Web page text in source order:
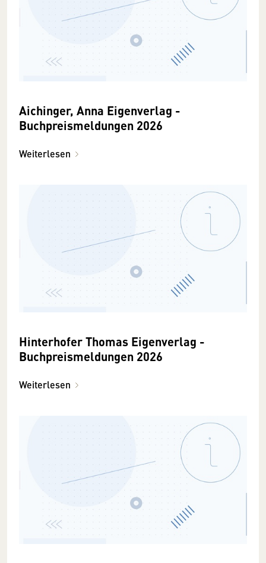
Aichinger, Anna Eigenverlag -
Buchpreismeldungen 2026
Weiterlesen
Hinterhofer Thomas Eigenverlag -
Buchpreismeldungen 2026
Weiterlesen